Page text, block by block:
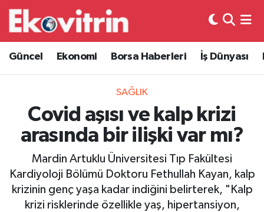
Güncel Ekonomi Borsa Haberleri İş Dünyası
SAĞLIK
Covid aşısı ve kalp krizi
arasında bir ilişki var mı?
Mardin Artuklu Üniversitesi Tıp Fakültesi
Kardiyoloji Bölümü Doktoru Fethullah Kayan, kalp
krizinin genç yaşa kadar indiğini belirterek, "Kalp
krizi risklerinde özellikle yaş, hipertansiyon,
Güncel
Ekonomi
Borsa Haberleri
İş Dünyası
Lojistik
Otovitrin
Hava Durumu
Trafik Durumu
Süper Lig Puan Durumu ve Fikstür
Tüm Manşetler
Son Dakika Haberleri
Haber Arşivi